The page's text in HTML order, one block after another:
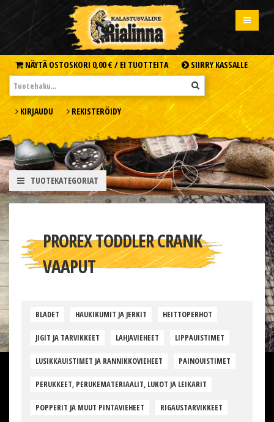
NÄYTÄ OSTOSKORI 0,00 € / EI TUOTTEITA SIIRRY KASSALLE
KIRJAUDU REKISTERÖIDY
TUOTEKATEGORIAT
PROREX TODDLER CRANK
VAAPUT
BLADET HAUKIKUMIT JA JERKIT HEITTOPERHOT
JIGIT JA TARVIKKEET LAHJAVIEHEET LIPPAUISTIMET
LUSIKKAUISTIMET JA RANNIKKOVIEHEET PAINOUISTIMET
PERUKKEET, PERUKEMATERIAALIT, LUKOT JA LEIKARIT
POPPERIT JA MUUT PINTAVIEHEET RIGAUSTARVIKKEET